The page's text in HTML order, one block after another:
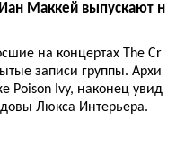
Маккей выпускают н
на концертах The Cr
записи группы. Архи
Poison Ivy, наконец увид
Люкса Интерьера.